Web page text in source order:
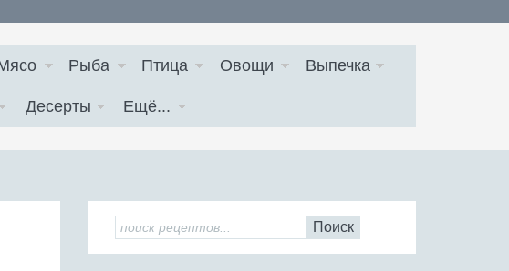
Рыба Птица Овощи Выпечка
Десерты Ещё...
Поиск